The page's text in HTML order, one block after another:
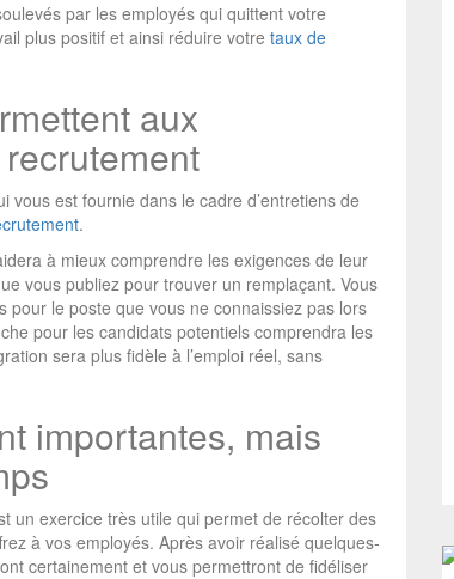
par les employés qui quittent votre
plus positif et ainsi réduire votre taux de
aux
est fournie dans le cadre d’entretiens de
.
à mieux comprendre les exigences de leur
vous publiez pour trouver un remplaçant. Vous
le poste que vous ne connaissiez pas lors
pour les candidats potentiels comprendra les
sera plus fidèle à l’emploi réel, sans
importantes, mais
un exercice très utile qui permet de récolter des
à vos employés. Après avoir réalisé quelques-
certainement et vous permettront de fidéliser